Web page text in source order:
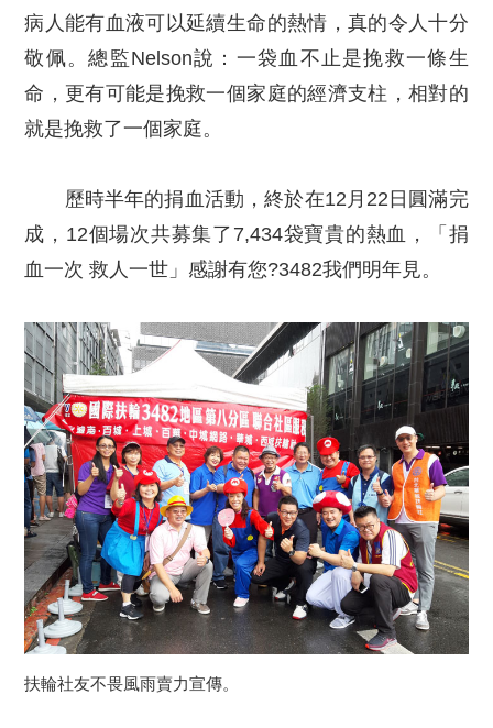
病人能有血液可以延續生命的熱情，真的令人十分
敬佩。總監Nelson說：一袋血不止是挽救一條生
命，更有可能是挽救一個家庭的經濟支柱，相對的
就是挽救了一個家庭。
歷時半年的捐血活動，終於在12月22日圓滿完
成，12個場次共募集了7,434袋寶貴的熱血，「捐
血一次 救人一世」感謝有您?3482我們明年見。
扶輪社友不畏風雨賣力宣傳。